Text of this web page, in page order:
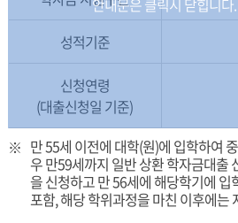
성적기준
신청연령
(대출신청일 기준)
만 55세 이전에 대학(원)에 입학하여
우 만59세까지 일반 상환 학자금대출
을 신청하고 만 56세에 해당학기에
포함, 해당 학위과정을 마친 이후에는